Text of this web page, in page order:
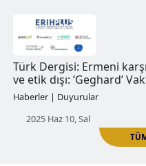
Türk Dergisi: Ermeni
ve etik dışı: